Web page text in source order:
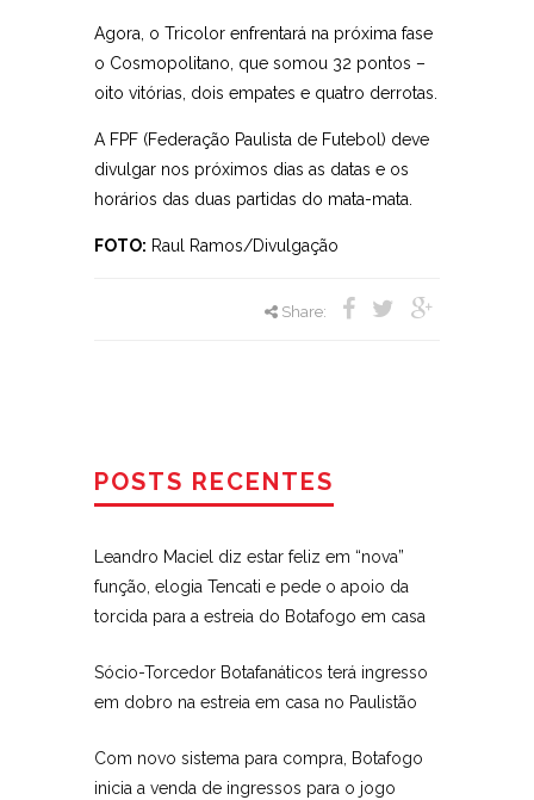
Agora, o Tricolor enfrentará na próxima fase
o Cosmopolitano, que somou 32 pontos –
oito vitórias, dois empates e quatro derrotas.
A FPF (Federação Paulista de Futebol) deve
divulgar nos próximos dias as datas e os
horários das duas partidas do mata-mata.
FOTO: Raul Ramos/Divulgação
Share:
POSTS RECENTES
Leandro Maciel diz estar feliz em “nova”
função, elogia Tencati e pede o apoio da
torcida para a estreia do Botafogo em casa
Sócio-Torcedor Botafanáticos terá ingresso
em dobro na estreia em casa no Paulistão
Com novo sistema para compra, Botafogo
inicia a venda de ingressos para o jogo